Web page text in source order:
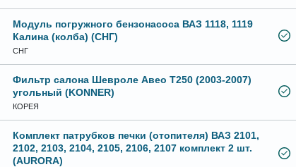
Модуль погружного бензонасоса ВАЗ 1118, 1119
Калина (колба) (СНГ)
СНГ
Фильтр салона Шевроле Авео Т250 (2003-2007)
угольный (KONNER)
КОРЕЯ
Комплект патрубков печки (отопителя) ВАЗ 2101,
2102, 2103, 2104, 2105, 2106, 2107 комплект 2 шт.
(AURORA)